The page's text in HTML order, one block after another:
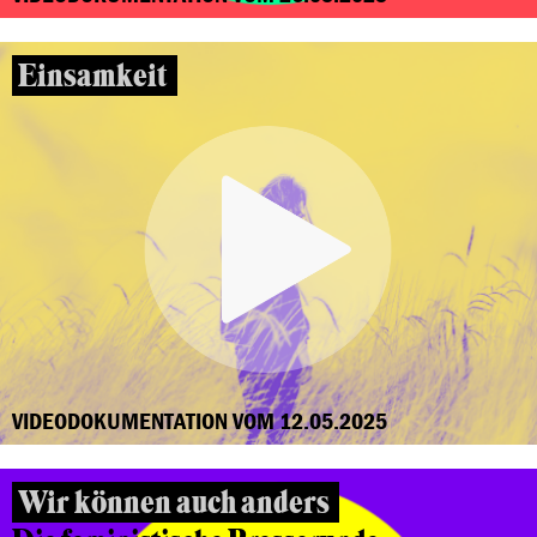
Einsamkeit
VIDEODOKUMENTATION VOM 12.05.2025
Wir können auch anders